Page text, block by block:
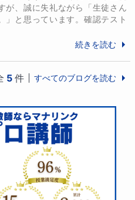
が、誠に失礼ながら「生徒さん
」と思っています。確認テスト
続きを読む
5 件 すべてのブログを読む